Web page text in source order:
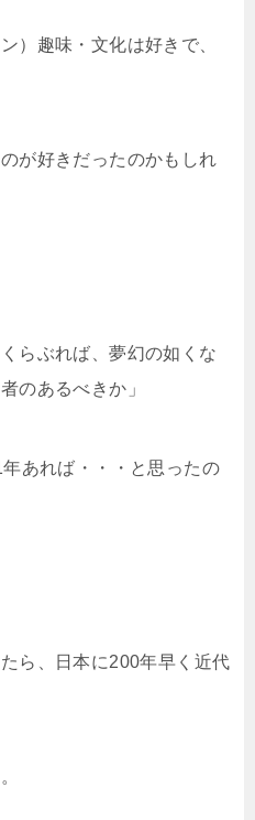
）趣味・文化は好きで、
が好きだったのかもしれ
らぶれば、夢幻の如くな
のあるべきか」
あれば・・・と思ったの
ら、日本に200年早く近代